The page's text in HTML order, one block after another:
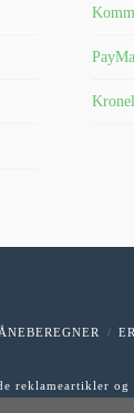
reklameartikler